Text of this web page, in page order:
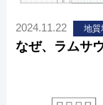
2024.11.22 地質
なぜ、ラムサ